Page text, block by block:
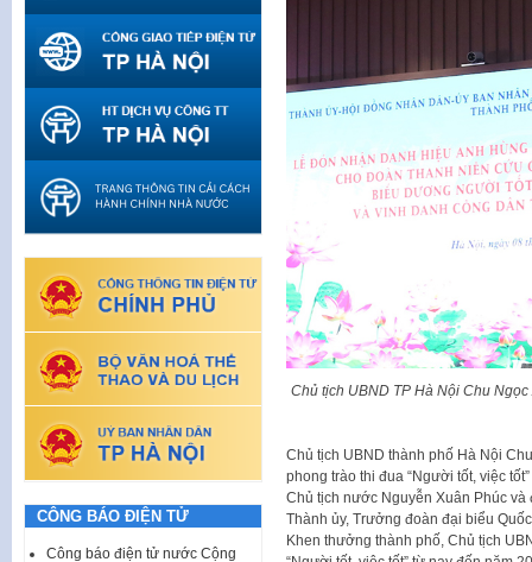
Chủ tịch UBND TP Hà Nội Chu
Chủ tịch UBND thành phố Hà Nội
phong trào thi đua “Người tốt, việc
Chủ tịch nước Nguyễn Xuân Phúc
Thành ủy, Trưởng đoàn đại biểu
Khen thưởng thành phố, Chủ tịch
CÔNG BÁO ĐIỆN TỬ
Công báo điện tử nước Cộng